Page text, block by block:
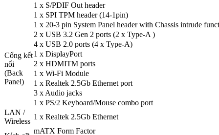
1 x S/PDIF Out header
1 x SPI TPM header (14-1pin)
1 x 20-3 pin System Panel header with Chassis intrude
Cổng kết
nối
(Back
Panel)
2 x USB 3.2 Gen 2 ports (2 x Type-A )
4 x USB 2.0 ports (4 x Type-A)
1 x DisplayPort
2 x HDMITM ports
1 x Wi-Fi Module
1 x Realtek 2.5Gb Ethernet port
3 x Audio jacks
1 x PS/2 Keyboard/Mouse combo port
LAN /
Wireless
1 x Realtek 2.5Gb Ethernet
mATX Form Factor